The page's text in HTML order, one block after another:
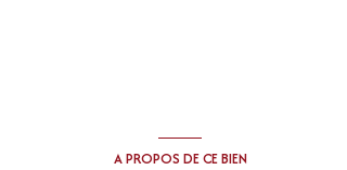
A PROPOS DE CE BIEN